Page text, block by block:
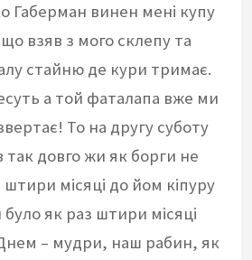
Габерман винен мені купу
взяв з мого склепу та
стайню де кури тримає.
а той фаталапа вже ми
То на другу суботу
довго жи як борги не
місяці до йом кіпуру
було як раз штири місяці
– мудри, наш рабин, як